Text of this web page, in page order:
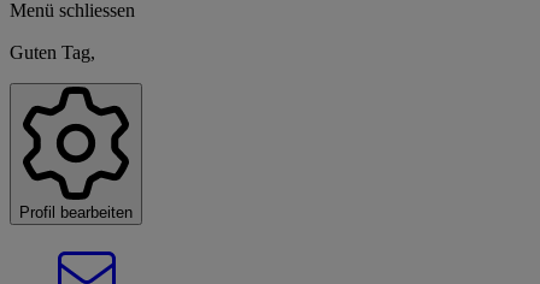
Menü schliessen
Guten Tag,
Profil bearbeiten